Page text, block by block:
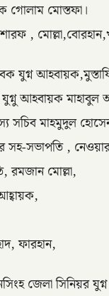
গোলাম মোস্তফা।
,
যুগ্ন
আহবায়ক
সচিব মাহমুদুল
সহ-সভাপতি ,
রমজান মোল্লা,
ফারহান,
জেলা সিনিয়র